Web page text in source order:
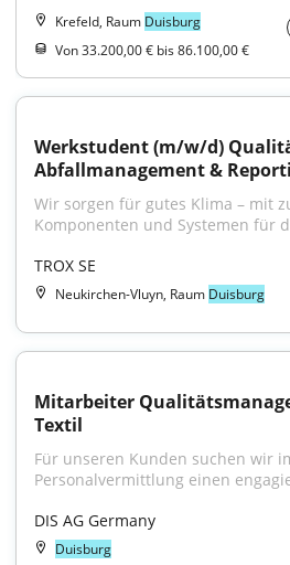
Krefeld, Raum Duisburg
Von 33.200,00 € bis 86.100,00 €
Werkstudent (m/w/d)
Abfallmanagement &
Wir sorgen für gutes Klima – mit
Komponenten und Systemen für
TROX SE
Neukirchen-Vluyn, Raum Duisburg
Mitarbeiter
Textil
Für unseren Kunden suchen wir
Personalvermittlung einen
DIS AG Germany
Duisburg